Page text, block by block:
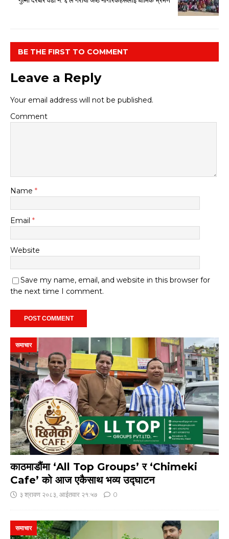
BE THE FIRST TO COMMENT
Leave a Reply
Your email address will not be published.
Comment
Name *
Email *
Website
Save my name, email, and website in this browser for
the next time I comment.
काठमाडौंमा ‘All Top Groups’ र ‘Chimeki
Cafe’ को आज एकैसाथ भव्य उद्घाटन
समाचार
३ श्रावण २०८३, आईतवार २१:५७ 0
समाचार